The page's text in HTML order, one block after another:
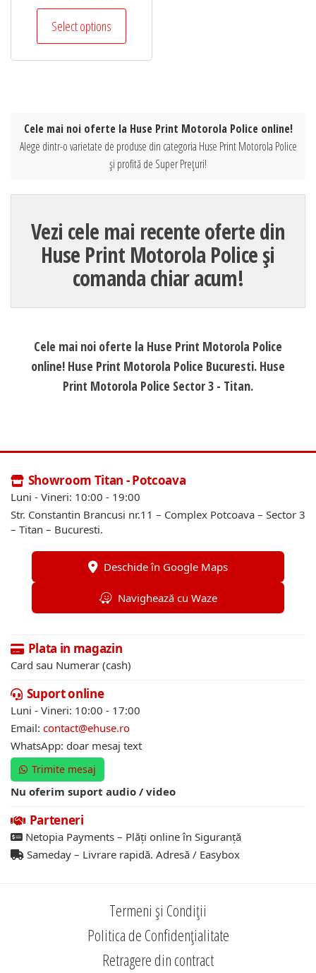
Select options
Cele mai noi oferte la Huse Print Motorola Police online!
Alege dintr-o varietate de produse din categoria Huse Print Motorola Police
și profită de Super Prețuri!
Vezi cele mai recente oferte din
Huse Print Motorola Police și
comanda chiar acum!
Cele mai noi oferte la Huse Print Motorola Police
online! Huse Print Motorola Police Bucuresti. Huse
Print Motorola Police Sector 3 - Titan.
Showroom Titan - Potcoava
Luni - Vineri: 10:00 - 19:00
Str. Constantin Brancusi nr.11 – Complex Potcoava – Sector 3
– Titan – Bucuresti.
Deschide în Google Maps
Navighează cu Waze
Plata in magazin
Card sau Numerar (cash)
Suport online
Luni - Vineri: 10:00 - 17:00
Email: contact@ehuse.ro
WhatsApp: doar mesaj text
Trimite mesaj
Nu oferim suport audio / video
Parteneri
Netopia Payments – Plăți online în Siguranță
Sameday – Livrare rapidă. Adresă / Easybox
Termeni și Condiții
Politica de Confidențialitate
Retragere din contract